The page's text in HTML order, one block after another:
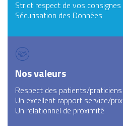
Strict respect de vos consignes
Sécurisation des Données
Nos valeurs
Respect des patients/praticiens
Un excellent rapport service/prix
Un relationnel de proximité